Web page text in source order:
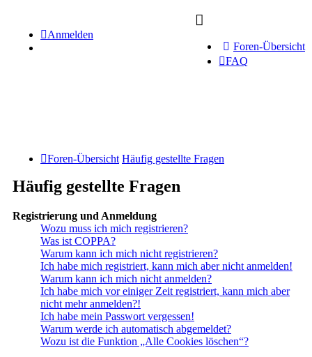
Foren-Übersicht
FAQ
Anmelden
Foren-Übersicht Häufig gestellte Fragen
Häufig gestellte Fragen
Registrierung und Anmeldung
Wozu muss ich mich registrieren?
Was ist COPPA?
Warum kann ich mich nicht registrieren?
Ich habe mich registriert, kann mich aber nicht anmelden!
Warum kann ich mich nicht anmelden?
Ich habe mich vor einiger Zeit registriert, kann mich aber
nicht mehr anmelden?!
Ich habe mein Passwort vergessen!
Warum werde ich automatisch abgemeldet?
Wozu ist die Funktion „Alle Cookies löschen“?